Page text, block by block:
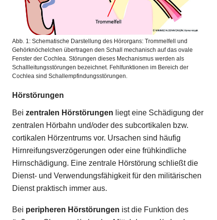
Abb. 1: Schematische Darstellung des Hörorgans: Trommelfell und
Gehörknöchelchen übertragen den Schall mechanisch auf das ovale
Fenster der Cochlea. Störungen dieses Mechanismus werden als
Schallleitungsstörungen bezeichnet. Fehlfunktionen im Bereich der
Cochlea sind Schallempfindungsstörungen.
Hörstörungen
Bei zentralen Hörstörungen liegt eine Schädigung der
zentralen Hörbahn und/oder des subcortikalen bzw.
cortikalen Hörzentrums vor. Ursachen sind häufig
Hirnreifungsverzögerungen oder eine frühkindliche
Hirnschädigung. Eine zentrale Hörstörung schließt die
Dienst- und Verwendungsfähigkeit für den militärischen
Dienst praktisch immer aus.
Bei peripheren Hörstörungen ist die Funktion des